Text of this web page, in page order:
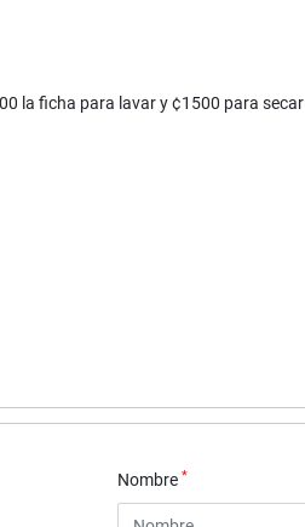
la ficha para lavar y ¢1500 para secar
Nombre*